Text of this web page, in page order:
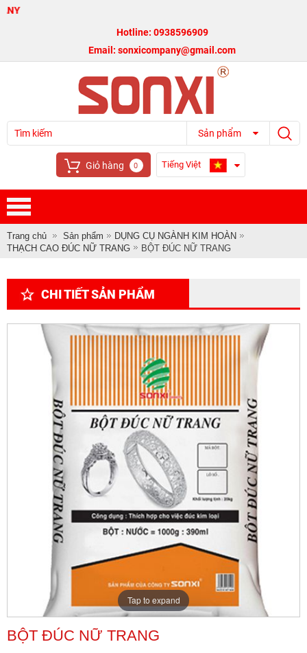
Hotline: 0938596909
Email: sonxicompany@gmail.com
Sản phẩm
Giỏ hàng 0 Tiếng Việt
Trang chủ Sản phẩm
DỤNG CỤ NGÀNH KIM HOÀN
THẠCH CAO ĐÚC NỮ TRANG
BỘT ĐÚC NỮ TRANG
CHI TIẾT SẢN PHẨM
Tap to expand
BỘT ĐÚC NỮ TRANG